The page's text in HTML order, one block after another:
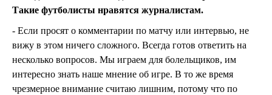
Такие футболисты нравятся журналистам.
- Если просят о комментарии по матчу или интервью, не
вижу в этом ничего сложного. Всегда готов ответить на
несколько вопросов. Мы играем для болельщиков, им
интересно знать наше мнение об игре. В то же время
чрезмерное внимание считаю лишним, потому что по